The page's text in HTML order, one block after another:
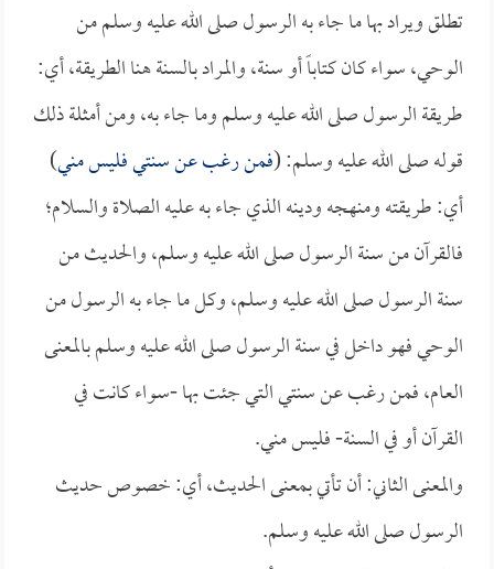
تطلق ويراد بها ما جاء به الرسول صلى الله عليه وسلم من
الوحي، سواء كان كتاباً أو سنة، والمراد بالسنة هنا الطريقة، أي:
طريقة الرسول صلى الله عليه وسلم وما جاء به، ومن أمثلة ذلك
قوله صلى الله عليه وسلم: (فمن رغب عن سنتي فليس مني)
أي: طريقته ومنهجه ودينه الذي جاء به عليه الصلاة والسلام؛
فالقرآن من سنة الرسول صلى الله عليه وسلم، والحديث من
سنة الرسول صلى الله عليه وسلم، وكل ما جاء به الرسول من
الوحي فهو داخل في سنة الرسول صلى الله عليه وسلم بالمعنى
العام، فمن رغب عن سنتي التي جئت بها -سواء كانت في
القرآن أو في السنة- فليس مني.
والمعنى الثاني: أن تأتي بمعنى الحديث، أي: خصوص حديث
الرسول صلى الله عليه وسلم.